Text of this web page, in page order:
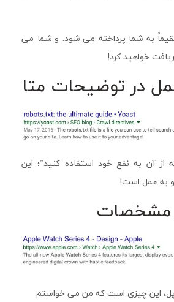
به شما پرداخته می شود. و شما می
خواهید کرد!
در توضیحات متا
از آن به نفع خود استفاده کنید”؛ این
به عمل است!
مشخصات
این چیزی است که من می خواستم